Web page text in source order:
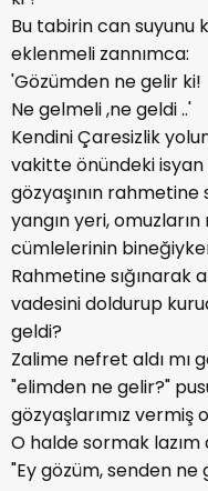
Bu tabirin can suyunu
eklenmeli zannımca:
'Gözümden ne gelir ki!
Ne gelmeli ,ne geldi ..'
Kendini Çaresizlik
vakitte önündeki
gözyaşının rahmetine
yangın yeri,
cümlelerinin
Rahmetine sığınarak
vadesini doldurup
geldi?
Zalime nefret aldı mı
"elimden ne gelir?"
gözyaşlarımız vermiş
O halde sormak lazım
"Ey gözüm, senden ne